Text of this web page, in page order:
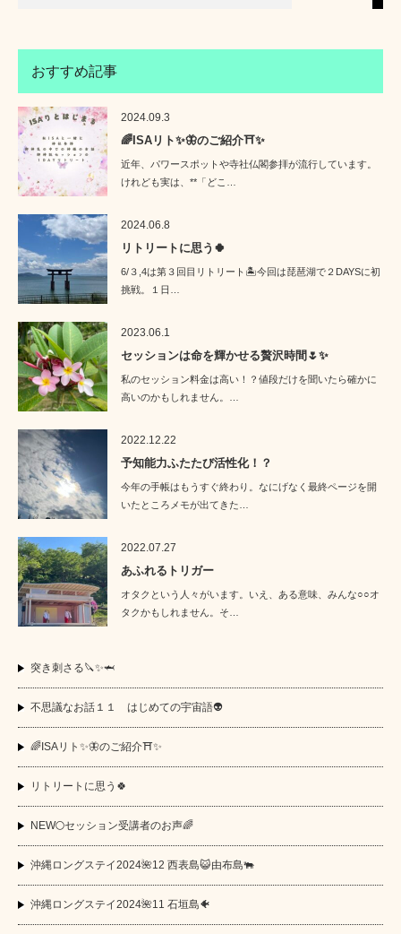
おすすめ記事
2024.09.3
🌈ISAリト✨🦋のご紹介⛩️✨
近年、パワースポットや寺社仏閣参拝が流行しています。
けれども実は、**「どこ…
2024.06.8
リトリートに思う🍀
6/３,4は第３回目リトリート🏝️今回は琵琶湖で２DAYSに初
挑戦。１日…
2023.06.1
セッションは命を輝かせる贅沢時間🌷✨
私のセッション料金は高い！？値段だけを聞いたら確かに
高いのかもしれません。…
2022.12.22
予知能力ふたたび活性化！？
今年の手帳はもうすぐ終わり。なにげなく最終ページを開
いたところメモが出てきた…
2022.07.27
あふれるトリガー
オタクという人々がいます。いえ、ある意味、みんな○○オ
タクかもしれません。そ…
突き刺さる🔪✨🦈
不思議なお話１１ はじめての宇宙語👽
🌈ISAリト✨🦋のご紹介⛩️✨
リトリートに思う🍀
NEW🌕セッション受講者のお声🌈
沖縄ロングステイ2024🌺12 西表島😺由布島🐃
沖縄ロングステイ2024🌺11 石垣島🐠